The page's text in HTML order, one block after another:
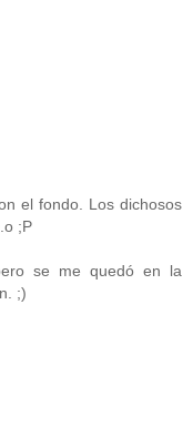
el fondo. Los dichosos
;P
se me quedó en la
;)